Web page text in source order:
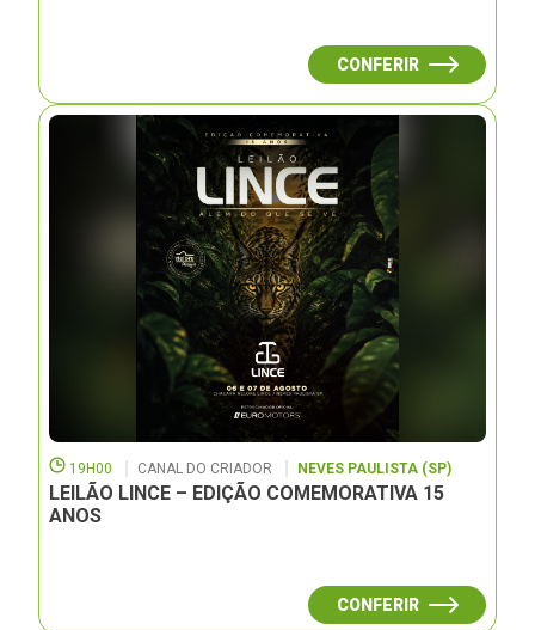
CONFERIR
19H00 CANAL DO CRIADOR NEVES PAULISTA (SP)
LEILÃO LINCE – EDIÇÃO COMEMORATIVA 15
ANOS
CONFERIR